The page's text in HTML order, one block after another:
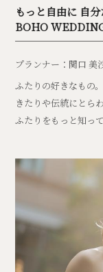
もっと自由に 自
BOHO
プランナー：関口 美
ふたりの好きなもの
きたりや伝統にとら
ふたりをもっと知っ